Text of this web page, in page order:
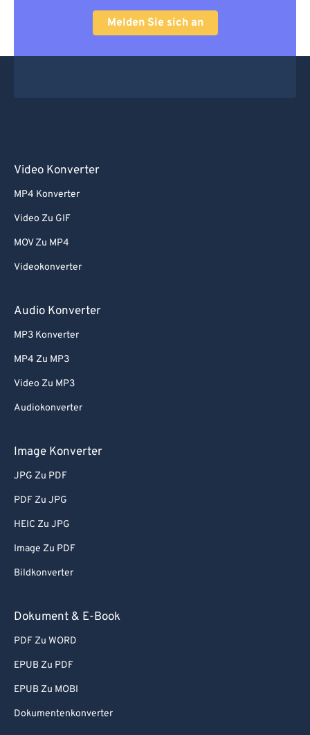
Melden Sie sich an
Video Konverter
MP4 Konverter
Video Zu GIF
MOV Zu MP4
Videokonverter
Audio Konverter
MP3 Konverter
MP4 Zu MP3
Video Zu MP3
Audiokonverter
Image Konverter
JPG Zu PDF
PDF Zu JPG
HEIC Zu JPG
Image Zu PDF
Bildkonverter
Dokument & E-Book
PDF Zu WORD
EPUB Zu PDF
EPUB Zu MOBI
Dokumentenkonverter